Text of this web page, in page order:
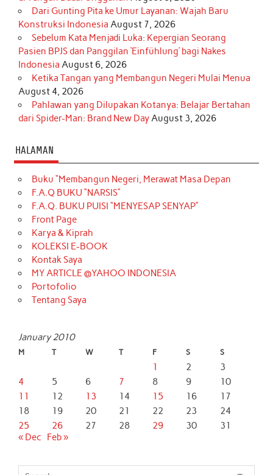
Dari Gunting Pita ke Umur Layanan: Wajah Baru
Konstruksi Indonesia August 7, 2026
Sebelum Kata Menjadi Luka: Kepergian Seorang
Pasien BPJS dan Panggilan ‘Einfühlung’ bagi Nakes
Indonesia August 6, 2026
Ketika Tangan yang Membangun Negeri Mulai Menua
August 4, 2026
Pahlawan yang Dilupakan Kotanya: Belajar Bertahan
dari Spider-Man: Brand New DayAugust 3, 2026
HALAMAN
Buku “Membangun Negeri, Merawat Masa Depan
F.A.Q BUKU “NARSIS”
F.A.Q. BUKU PUISI “MENYESAP SENYAP”
Front Page
Karya & Kiprah
KOLEKSI E-BOOK
Kontak Saya
MY ARTICLE @YAHOO INDONESIA
Portofolio
Tentang Saya
January 2010
M T W T F S S
1 2
3
4
5 6 7 8 9
10
11
12 13 14 15 16
17
18
19 20 21 22 23
24
25
26 27 28 29 30
31
« Dec
Feb »